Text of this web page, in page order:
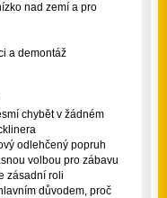
nad zemí a pro
a demontáž
chybět v žádném
odlehčený popruh
volbou pro zábavu
zásadní roli
důvodem, proč